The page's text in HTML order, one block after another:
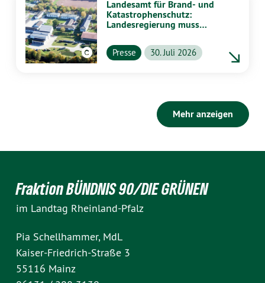
Landesamt für Brand- und
Katastrophenschutz:
Landesregierung muss
Presse 30. Juli 2026
Mehr anzeigen
Fraktion BÜNDNIS 90/DIE GRÜNEN
im Landtag Rheinland-Pfalz
Pia Schellhammer, MdL
Kaiser-Friedrich-Straße 3
55116 Mainz